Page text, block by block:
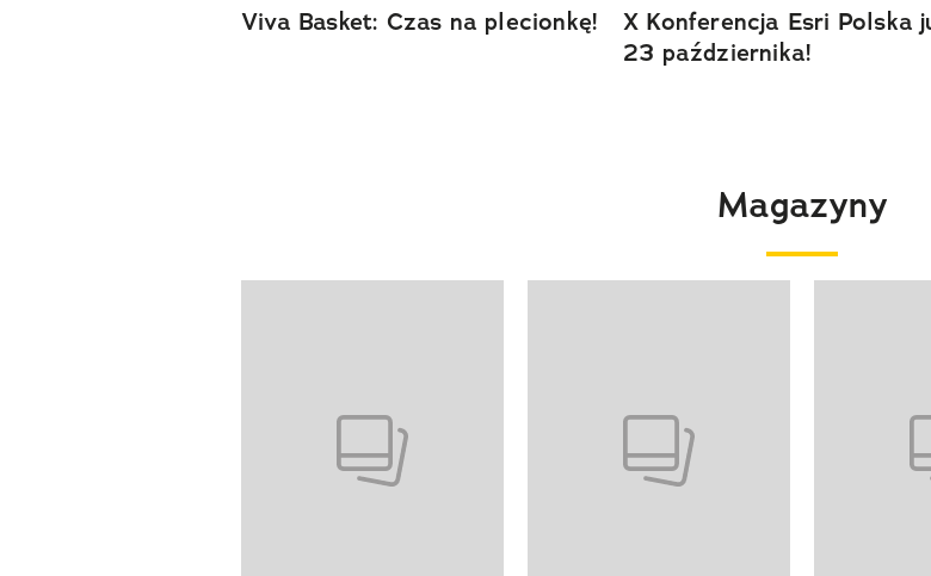
Viva Basket: Czas na plecionkę!
X Konferencja Esri Polska
23 października!
Magazyny